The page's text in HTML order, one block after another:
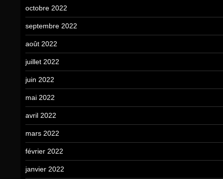
octobre 2022
septembre 2022
août 2022
juillet 2022
juin 2022
mai 2022
avril 2022
mars 2022
février 2022
janvier 2022